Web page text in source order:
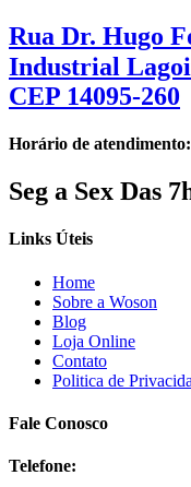
Rua Dr. Hugo
Industrial
CEP 14095-260
Horário de atendimento:
Seg a Sex Das
Links Úteis
Home
Sobre a Woson
Blog
Loja Online
Contato
Politica de
Fale Conosco
Telefone: